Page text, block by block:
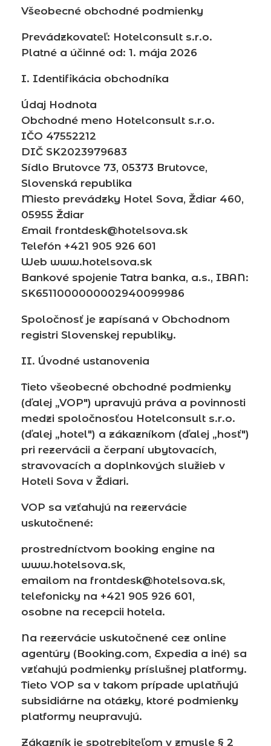
Všeobecné obchodné podmienky
Prevádzkovateľ: Hotelconsult s.r.o.
Platné a účinné od: 1. mája 2026
I. Identifikácia obchodníka
Údaj Hodnota
Obchodné meno Hotelconsult s.r.o.
IČO 47552212
DIČ SK2023979683
Sídlo Brutovce 73, 05373 Brutovce,
Slovenská republika
Miesto prevádzky Hotel Sova, Ždiar 460,
05955 Ždiar
Email frontdesk@hotelsova.sk
Telefón +421 905 926 601
Web www.hotelsova.sk
Bankové spojenie Tatra banka, a.s., IBAN:
SK6511000000002940099986
Spoločnosť je zapísaná v Obchodnom
registri Slovenskej republiky.
II. Úvodné ustanovenia
Tieto všeobecné obchodné podmienky
(ďalej „VOP") upravujú práva a povinnosti
medzi spoločnosťou Hotelconsult s.r.o.
(ďalej „hotel") a zákazníkom (ďalej „hosť")
pri rezervácii a čerpaní ubytovacích,
stravovacích a doplnkových služieb v
Hoteli Sova v Ždiari.
VOP sa vzťahujú na rezervácie
uskutočnené:
prostredníctvom booking engine na
www.hotelsova.sk,
emailom na frontdesk@hotelsova.sk,
telefonicky na +421 905 926 601,
osobne na recepcii hotela.
Na rezervácie uskutočnené cez online
agentúry (Booking.com, Expedia a iné) sa
vzťahujú podmienky príslušnej platformy.
Tieto VOP sa v takom prípade uplatňujú
subsidiárne na otázky, ktoré podmienky
platformy neupravujú.
Zákazník je spotrebiteľom v zmysle § 2